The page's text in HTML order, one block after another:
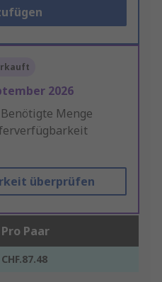
2026
Benötigte Menge
überprüfen
Pro Paar
CHF.87.48